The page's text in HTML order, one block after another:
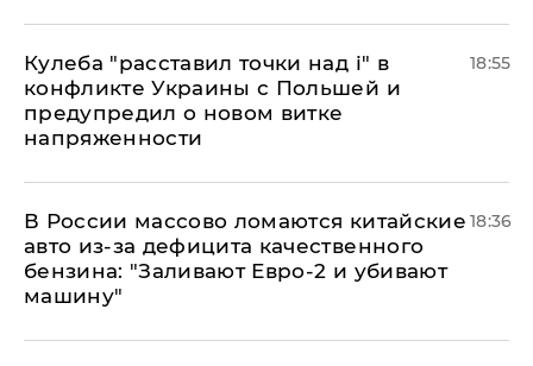
Кулеба "расставил точки над і" в
конфликте Украины с Польшей и
предупредил о новом витке
напряженности
18:55
В России массово ломаются китайские
авто из-за дефицита качественного
бензина: "Заливают Евро-2 и убивают
машину"
18:36